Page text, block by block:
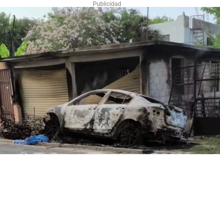
Publicidad